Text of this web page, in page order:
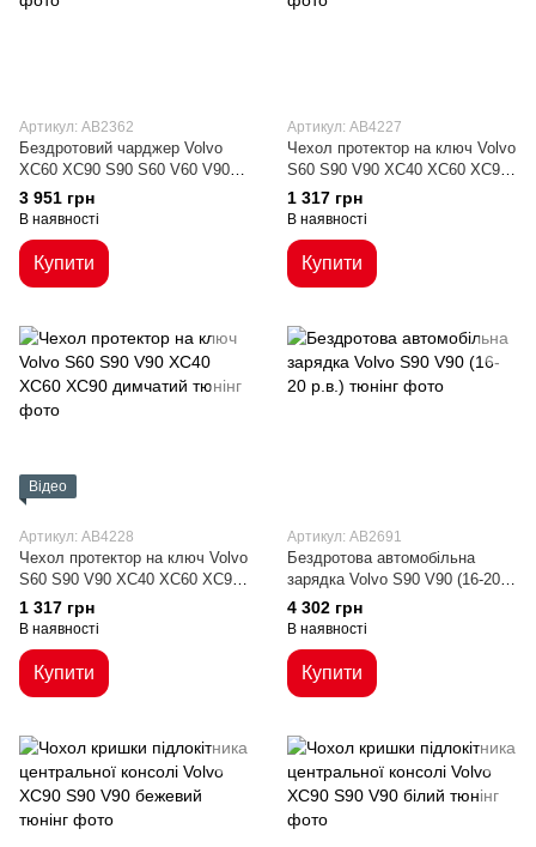
Артикул: AB2362
Бездротовий чарджер Volvo
XC60 XC90 S90 S60 V60 V90
(15-24 р.в.)
3 951 грн
В наявності
Купити
Артикул: AB4227
Чехол протектор на ключ Volvo
S60 S90 V90 XC40 XC60 XC90
хром
1 317 грн
В наявності
Купити
Відео
Артикул: AB4228
Чехол протектор на ключ Volvo
S60 S90 V90 XC40 XC60 XC90
димчатий
1 317 грн
В наявності
Купити
Артикул: AB2691
Бездротова автомобільна
зарядка Volvo S90 V90 (16-20
р.в.)
4 302 грн
В наявності
Купити